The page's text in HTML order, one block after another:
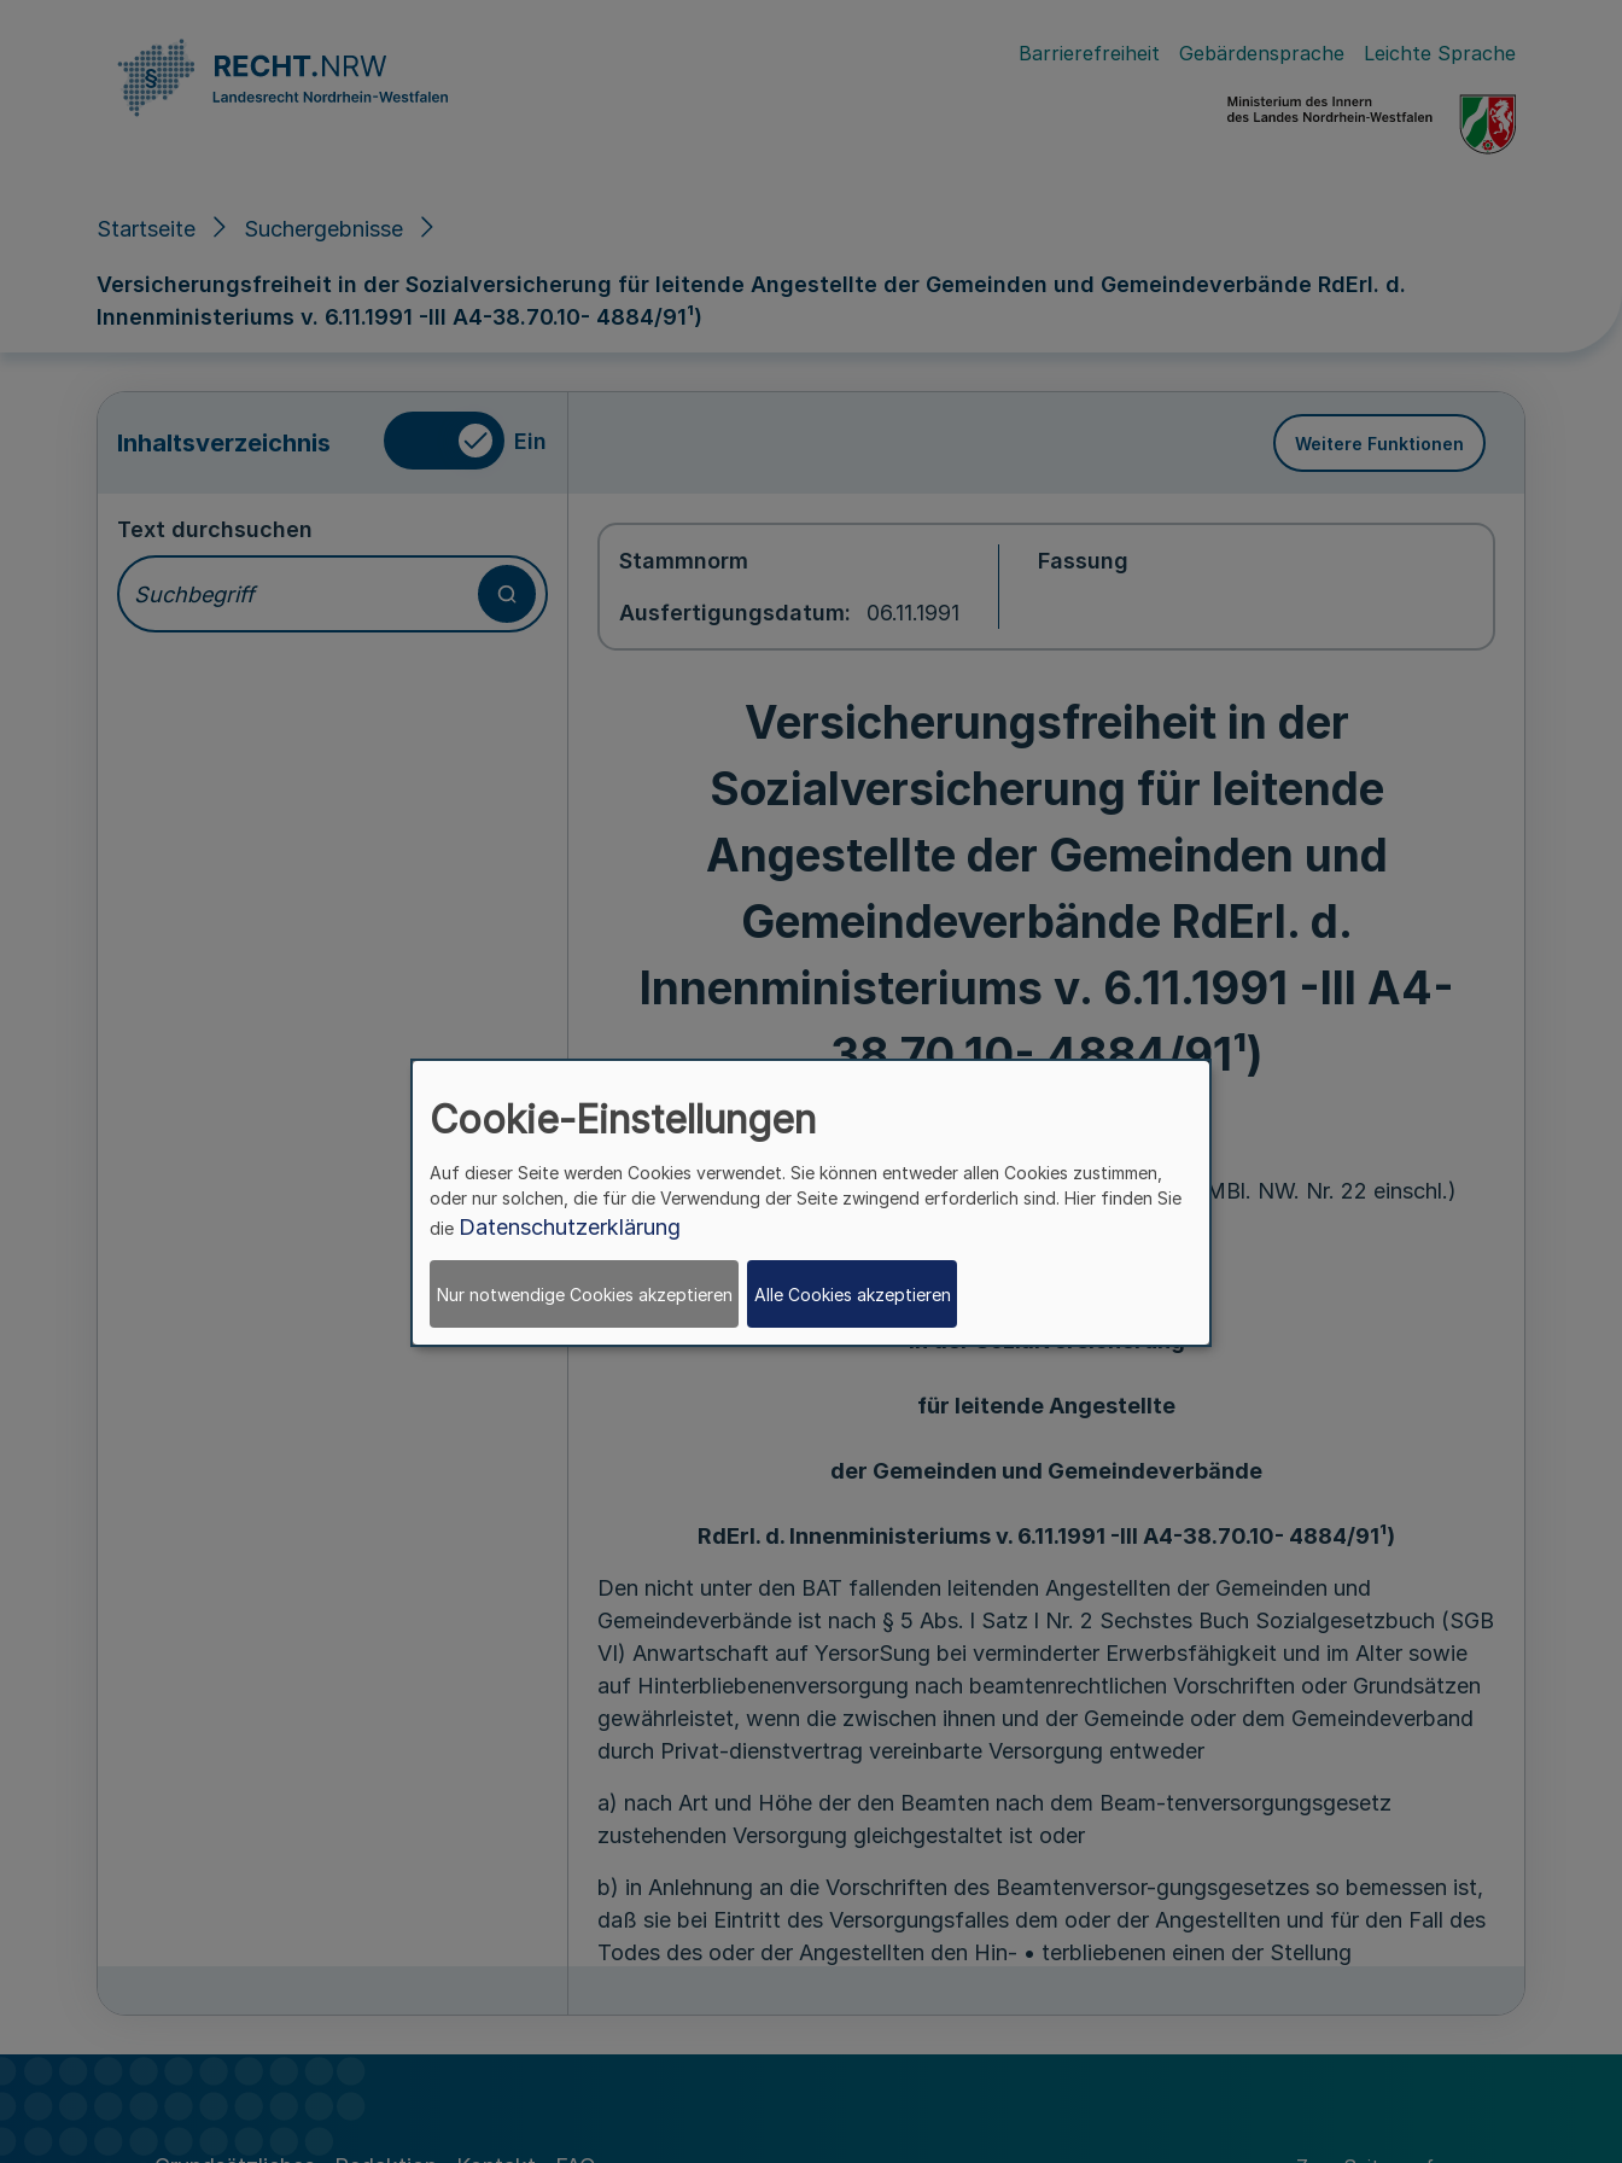
Barrierefreiheit Gebärdensprache Leichte Sprache
Startseite Suchergebnisse
Versicherungsfreiheit in der Sozialversicherung für leitende Angestellte der Gemeinden und Gemeindeverbände RdErl. d.
Innenministeriums v. 6.11.1991 -III A4-38.70.10- 4884/91¹)
Inhaltsverzeichnis Ein Weitere Funktionen
Text durchsuchen
Stammnorm
Ausfertigungsdatum 06.11.1991
Fassung
Versicherungsfreiheit in der
Sozialversicherung für leitende
Angestellte der Gemeinden und
Gemeindeverbände RdErl. d.
Innenministeriums v. 6.11.1991 -III A4-
38.70.10- 4884/91¹)
6.11.91(1), 209. Ergänzung - SMB1. NW. - (Stand 1. 4. 1992 = MBl. NW. Nr. 22 einschl.)
in der Sozialversicherung
für leitende Angestellte
der Gemeinden und Gemeindeverbände
RdErl. d. Innenministeriums v. 6.11.1991 -III A4-38.70.10- 4884/91¹)
Den nicht unter den BAT fallenden leitenden Angestellten der Gemeinden und
Gemeindeverbände ist nach § 5 Abs. l Satz l Nr. 2 Sechstes Buch Sozialgesetzbuch (SGB
VI) Anwartschaft auf YersorSung bei verminderter Erwerbsfähigkeit und im Alter sowie
auf Hinterbliebenenversorgung nach beamtenrechtlichen Vorschriften oder Grundsätzen
gewährleistet, wenn die zwischen ihnen und der Gemeinde oder dem Gemeindeverband
durch Privat-dienstvertrag vereinbarte Versorgung entweder
a) nach Art und Höhe der den Beamten nach dem Beam-tenversorgungsgesetz
zustehenden Versorgung gleichgestaltet ist oder
b) in Anlehnung an die Vorschriften des Beamtenversor-gungsgesetzes so bemessen ist,
daß sie bei Eintritt des Versorgungsfalles dem oder der Angestellten und für den Fall des
Todes des oder der Angestellten den Hin- • terbliebenen einen der Stellung
Versorgung anzusehen, die zu dem dienstvertraglich zustehenden Entgelt sowie zu der
Beschäftigungszeit des oder der Angestellten in einem prozentualen Verhältnis steht, das
Cookie-Einstellungen
Auf dieser Seite werden Cookies verwendet. Sie können entweder allen Cookies zustimmen,
oder nur solchen, die für die Verwendung der Seite zwingend erforderlich sind. Hier finden Sie
die Datenschutzerklärung
Nur notwendige Cookies akzeptieren Alle Cookies akzeptieren